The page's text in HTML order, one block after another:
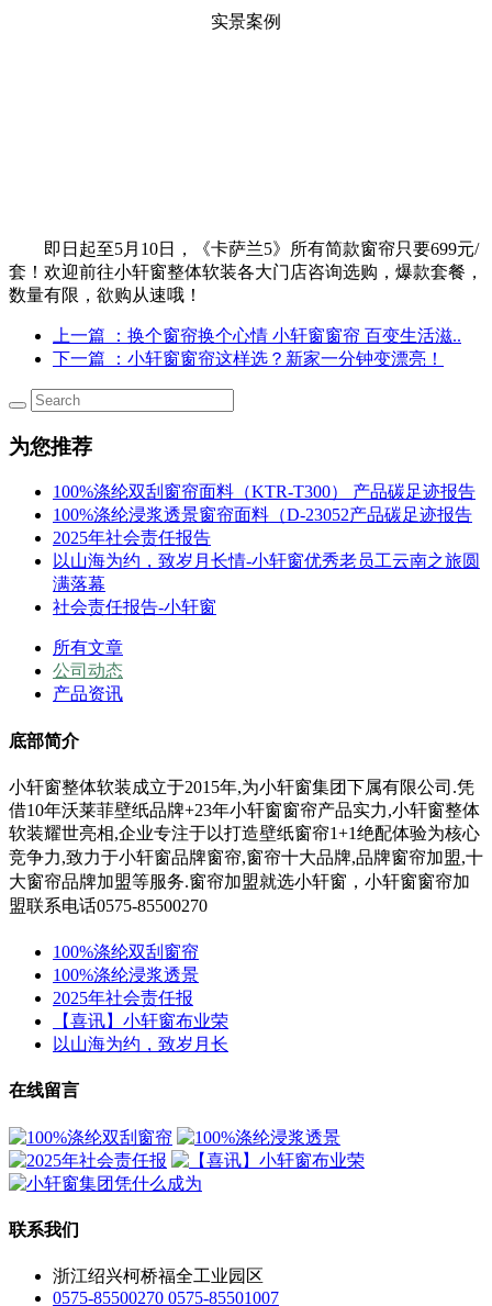
实景案例
即日起至5月10日，《卡萨兰5》所有简款窗帘只要699元/
套！欢迎前往小轩窗整体软装各大门店咨询选购，爆款套餐，
数量有限，欲购从速哦！
上一篇
：换个窗帘换个心情 小轩窗窗帘 百变生活滋..
下一篇
：小轩窗窗帘这样选？新家一分钟变漂亮！
为您推荐
100%涤纶双刮窗帘面料（KTR-T300） 产品碳足迹报告
100%涤纶浸浆透景窗帘面料（D-23052产品碳足迹报告
2025年社会责任报告
以山海为约，致岁月长情-小轩窗优秀老员工云南之旅圆
满落幕
社会责任报告-小轩窗
所有文章
公司动态
产品资讯
底部简介
小轩窗整体软装成立于2015年,为小轩窗集团下属有限公司.凭
借10年沃莱菲壁纸品牌+23年小轩窗窗帘产品实力,小轩窗整体
软装耀世亮相,企业专注于以打造壁纸窗帘1+1绝配体验为核心
竞争力,致力于小轩窗品牌窗帘,窗帘十大品牌,品牌窗帘加盟,十
大窗帘品牌加盟等服务.窗帘加盟就选小轩窗，小轩窗窗帘加
盟联系电话0575-85500270
100%涤纶双刮窗帘
100%涤纶浸浆透景
2025年社会责任报
【喜讯】小轩窗布业荣
以山海为约，致岁月长
在线留言
联系我们
浙江绍兴柯桥福全工业园区
0575-85500270 0575-85501007